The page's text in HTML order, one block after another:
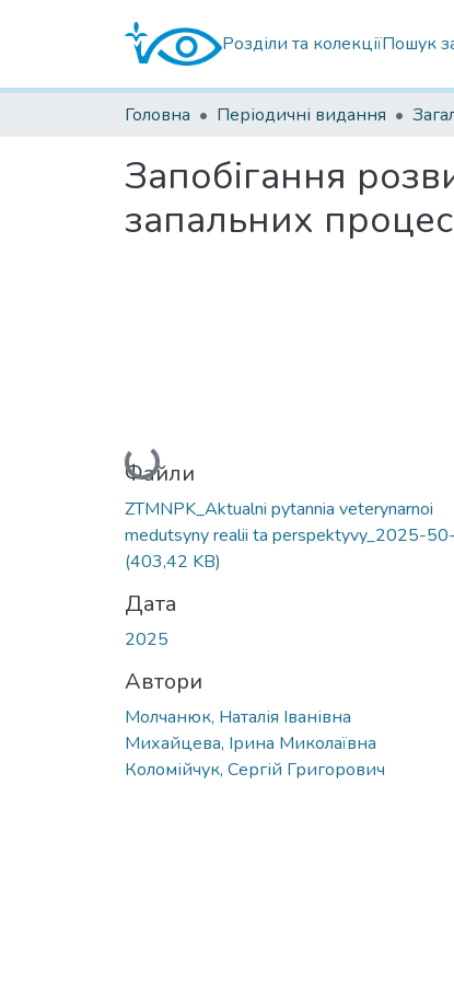
Розділи та колекціїПошук
Головна Періодичні видання
Запобігання
запальних
Вантажиться...
Файли
ZTMNPK_Aktualni pytannia veterynarnoi
medutsyny realii ta perspektyvy_2025-
(403,42 KB)
Дата
2025
Автори
Молчанюк, Наталія Іванівна
Михайцева, Ірина Миколаївна
Коломійчук, Сергій Григорович